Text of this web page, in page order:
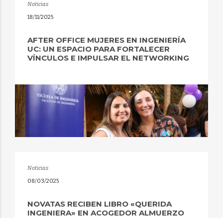
Noticias
18/11/2025
AFTER OFFICE MUJERES EN INGENIERÍA
UC: UN ESPACIO PARA FORTALECER
VÍNCULOS E IMPULSAR EL NETWORKING
Noticias
08/03/2025
NOVATAS RECIBEN LIBRO «QUERIDA
INGENIERA» EN ACOGEDOR ALMUERZO